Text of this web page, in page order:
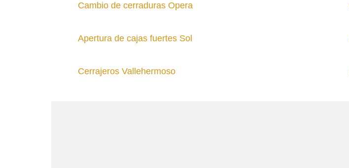
Cambio de cerraduras Opera
Apertura de cajas fuertes Sol
Cerrajeros Vallehermoso